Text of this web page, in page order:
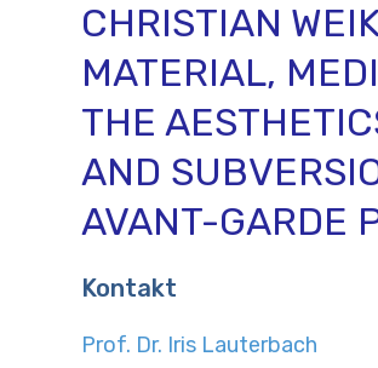
CHRISTIAN
MATERIAL,
THE
AND
AVANT-GARDE
Kontakt
Prof. Dr. Iris Lauterbach